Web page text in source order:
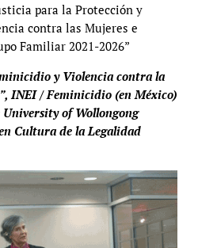
para la Protección y
contra las Mujeres e
Familiar 2021-2026”
y Violencia contra la
INEI / Feminicidio (en México)
of Wollongong
Cultura de la Legalidad